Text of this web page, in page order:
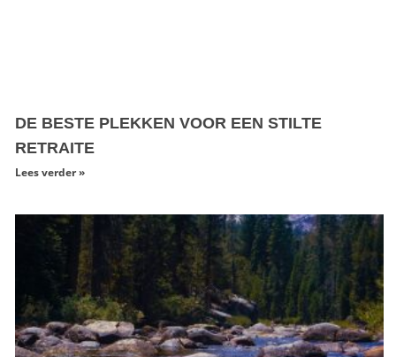
DE BESTE PLEKKEN VOOR EEN STILTE
RETRAITE
Lees verder »